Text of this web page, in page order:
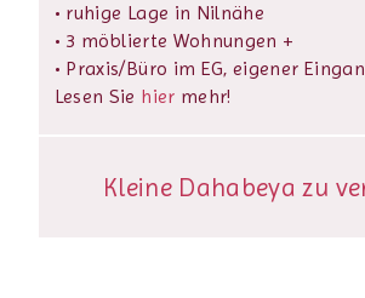
• ruhige Lage in Nilnähe
• 3 möblierte Wohnungen +
• Praxis/Büro im EG, eigener
Lesen Sie hier mehr!
Kleine Dahabeya zu